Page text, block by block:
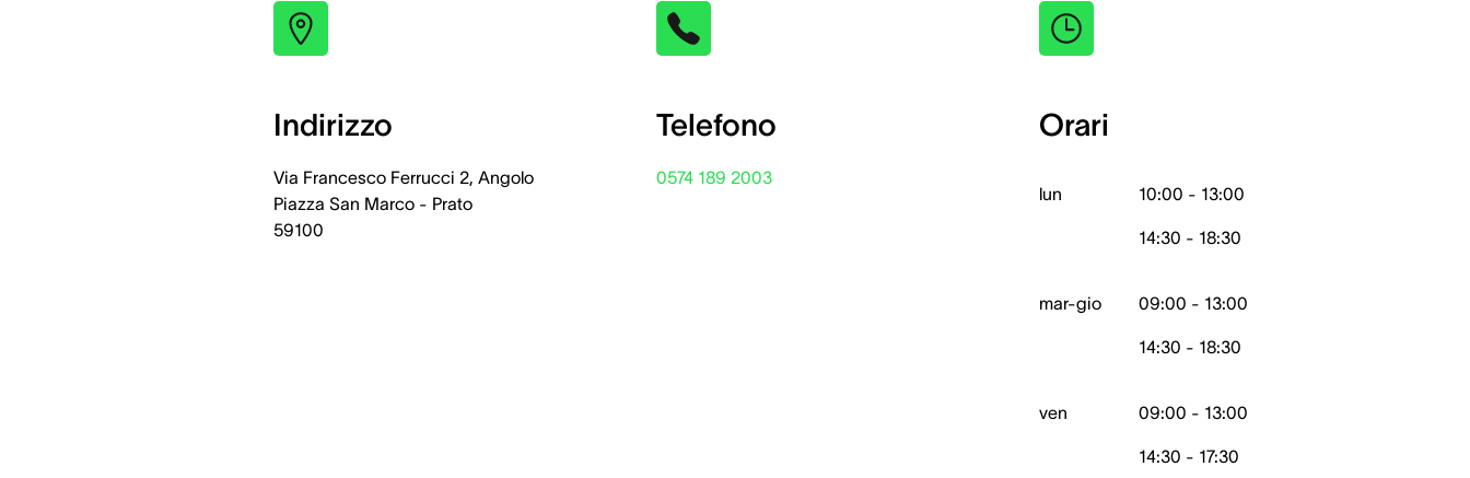
Indirizzo
Via Francesco Ferrucci 2, Angolo
Piazza San Marco - Prato
59100
Telefono
0574 189 2003
Orari
lun 10:00 - 13:00
14:30 - 18:30
mar-gio 09:00 - 13:00
14:30 - 18:30
ven 09:00 - 13:00
14:30 - 17:30